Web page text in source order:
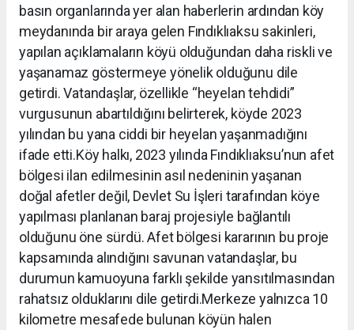
basın organlarında yer alan haberlerin ardından köy
meydanında bir araya gelen Fındıklıaksu sakinleri,
yapılan açıklamaların köyü olduğundan daha riskli ve
yaşanamaz göstermeye yönelik olduğunu dile
getirdi. Vatandaşlar, özellikle “heyelan tehdidi”
vurgusunun abartıldığını belirterek, köyde 2023
yılından bu yana ciddi bir heyelan yaşanmadığını
ifade etti.Köy halkı, 2023 yılında Fındıklıaksu’nun afet
bölgesi ilan edilmesinin asıl nedeninin yaşanan
doğal afetler değil, Devlet Su İşleri tarafından köye
yapılması planlanan baraj projesiyle bağlantılı
olduğunu öne sürdü. Afet bölgesi kararının bu proje
kapsamında alındığını savunan vatandaşlar, bu
durumun kamuoyuna farklı şekilde yansıtılmasından
rahatsız olduklarını dile getirdi.Merkeze yalnızca 10
kilometre mesafede bulunan köyün halen